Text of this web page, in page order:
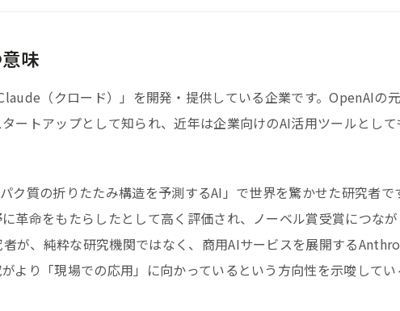
味
（クロード）」を開発・提供している企業です。OpenAIの
ートアップとして知られ、近年は企業向けのAI活用ツールとして
質の折りたたみ構造を予測するAI」で世界を驚かせた研究者で
革命をもたらしたとして高く評価され、ノーベル賞受賞につな
が、純粋な研究機関ではなく、商用AIサービスを展開する
より「現場での応用」に向かっているという方向性を示唆してい